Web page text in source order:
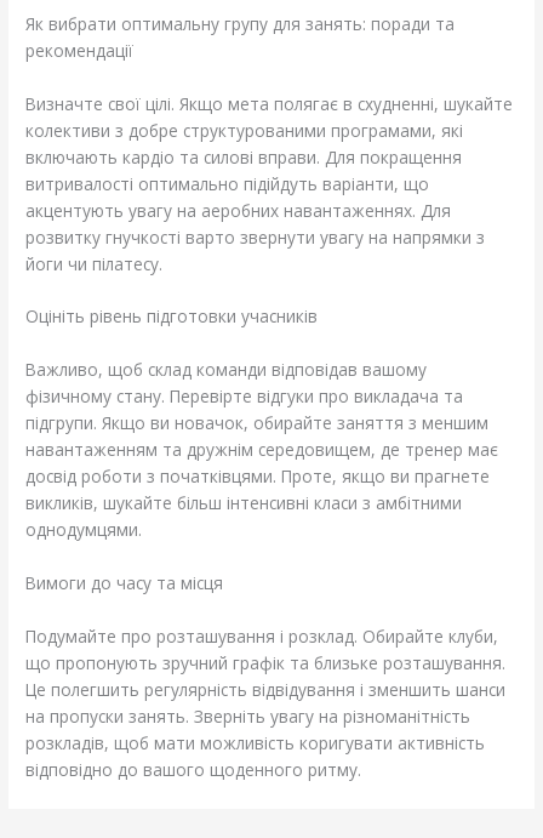
Як вибрати оптимальну групу для занять: поради та
рекомендації
Визначте свої цілі. Якщо мета полягає в схудненні, шукайте
колективи з добре структурованими програмами, які
включають кардіо та силові вправи. Для покращення
витривалості оптимально підійдуть варіанти, що
акцентують увагу на аеробних навантаженнях. Для
розвитку гнучкості варто звернути увагу на напрямки з
йоги чи пілатесу.
Оцініть рівень підготовки учасників
Важливо, щоб склад команди відповідав вашому
фізичному стану. Перевірте відгуки про викладача та
підгрупи. Якщо ви новачок, обирайте заняття з меншим
навантаженням та дружнім середовищем, де тренер має
досвід роботи з початківцями. Проте, якщо ви прагнете
викликів, шукайте більш інтенсивні класи з амбітними
однодумцями.
Вимоги до часу та місця
Подумайте про розташування і розклад. Обирайте клуби,
що пропонують зручний графік та близьке розташування.
Це полегшить регулярність відвідування і зменшить шанси
на пропуски занять. Зверніть увагу на різноманітність
розкладів, щоб мати можливість коригувати активність
відповідно до вашого щоденного ритму.